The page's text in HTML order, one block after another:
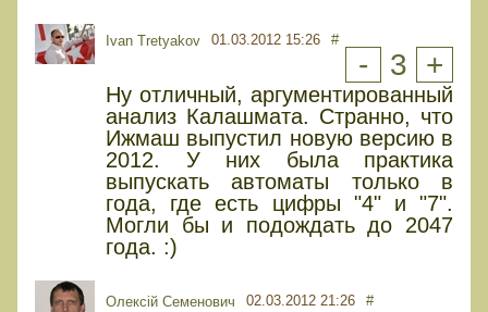
Ivan Tretyakov 01.03.2012 15:26 #
- 3 +
Ну отличный, аргументированный
анализ Калашмата. Странно, что
Ижмаш выпустил новую версию в
2012. У них была практика
выпускать автоматы только в
года, где есть цифры "4" и "7".
Могли бы и подождать до 2047
года. :)
Олексій Семенович 02.03.2012 21:26 #